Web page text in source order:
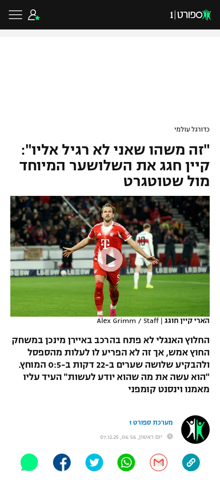
VOD
רץ ברשת
תוצאות
לוח שידורים
ברחבה
"מעל הליגה" – פודקאסט
"מחצית בשכונה" – פודקאסט
גביע הטוטו
ליגיונרים
גביע המדינה
נבחרת ישראל
מכבי חיפה
בית"ר ירושלים
מכבי תל אביב
הפועל תל אביב
הפועל חיפה
הפועל באר שבע
בני יהודה
ליגת האלופות
ליגה אירופית
ליגה אנגלית
ליגה גרמנית
ליגה ספרדית
ליגה איטלקית
ליגה הולנדית
ליגה טורקית
ליגה סינית
כדורסל ישראלי
ליגת ווינר סל
ליגה לאומית
כדורסל נשים
מכבי תל אביב
הפועל חולון
דני אבדיה
כדורסל עולמי
NBA
יורוליג
יורוקאפ
ענפים נוספים
טניס
כדוריד
שחייה
ג'ודו
אגרוף
ספורט אולימפי
היאבקות WWE
אופניים
כדורגל עולמי
"זה משהו שאני לא רגיל אליו":
קיין חגג את השלושער המיוחד
מול שטוטגרט
הארי קיין חוגג |
Alex Grimm / Staff
החלוץ האנגלי לא פתח בהרכב באיירן מינכן במשחק
החוץ אמש, אך זה לא הפריע לו לעלות מהספסל
ולהבקיע שלושה שערים ב-22 דקות ב-0:5 המוחץ.
"הוא עשה את מה שהוא יודע לעשות" העיד עליו
מאמנו וינסנט קומפני
מערכת ספורט 1
יום ראשון, 06:56, 07.12.25